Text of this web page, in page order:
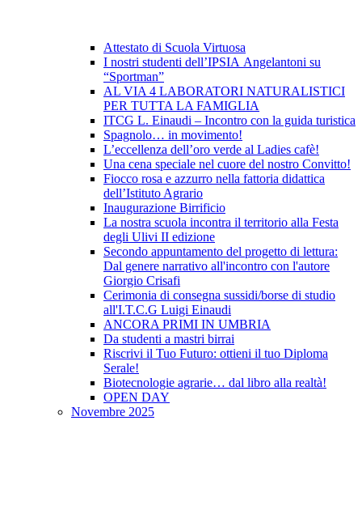
Attestato di Scuola Virtuosa
I nostri studenti dell’IPSIA Angelantoni su
“Sportman”
AL VIA 4 LABORATORI NATURALISTICI
PER TUTTA LA FAMIGLIA
ITCG L. Einaudi – Incontro con la guida turistica
Spagnolo… in movimento!
L’eccellenza dell’oro verde al Ladies cafè!
Una cena speciale nel cuore del nostro Convitto!
Fiocco rosa e azzurro nella fattoria didattica
dell’Istituto Agrario
Inaugurazione Birrificio
La nostra scuola incontra il territorio alla Festa
degli Ulivi II edizione
Secondo appuntamento del progetto di lettura:
Dal genere narrativo all'incontro con l'autore
Giorgio Crisafi
Cerimonia di consegna sussidi/borse di studio
all'I.T.C.G Luigi Einaudi
ANCORA PRIMI IN UMBRIA
Da studenti a mastri birrai
Riscrivi il Tuo Futuro: ottieni il tuo Diploma
Serale!
Biotecnologie agrarie… dal libro alla realtà!
OPEN DAY
Novembre 2025